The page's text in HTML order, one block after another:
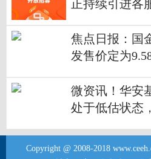
正持续引进各
焦点日报：国
发售价定为
微资讯！华安
处于低估状态
Copyright @ 2008-2018